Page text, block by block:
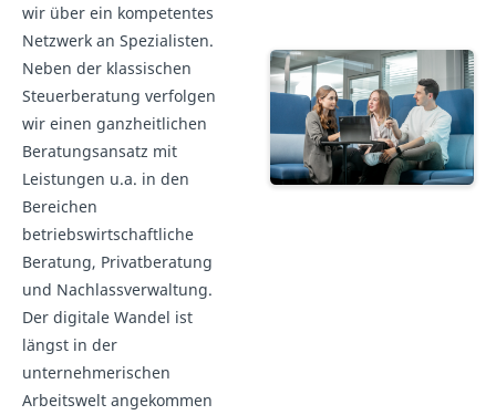
wir über ein kompetentes
Netzwerk an Spezialisten.
Neben der klassischen
Steuerberatung verfolgen
wir einen ganzheitlichen
Beratungsansatz mit
Leistungen u.a. in den
Bereichen
betriebswirtschaftliche
Beratung, Privatberatung
und Nachlassverwaltung.
Der digitale Wandel ist
längst in der
unternehmerischen
Arbeitswelt angekommen